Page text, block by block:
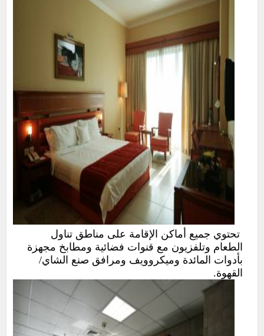
تحتوي جميع أماكن الإقامة على مناطق تناول
الطعام وتلفزيون مع قنوات فضائية ومطابخ مجهزة
بأدوات المائدة وميكروويف ومرافق صنع الشاي/
القهوة.